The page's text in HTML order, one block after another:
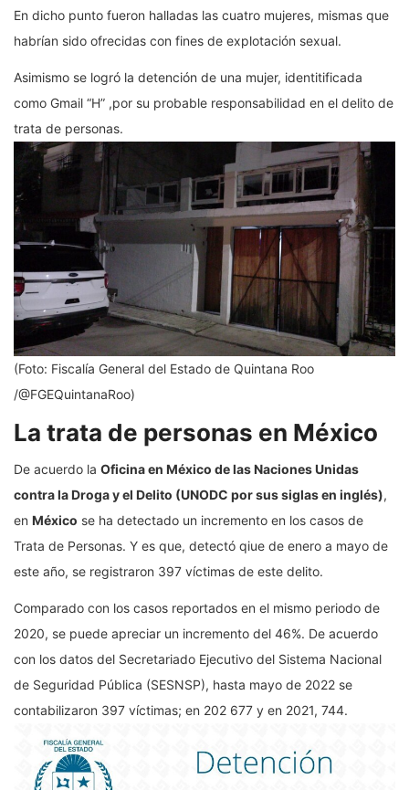
En dicho punto fueron halladas las cuatro mujeres, mismas que
habrían sido ofrecidas con fines de explotación sexual.
Asimismo se logró la detención de una mujer, identitificada
como Gmail “H” ,por su probable responsabilidad en el delito de
trata de personas.
(Foto: Fiscalía General del Estado de Quintana Roo
/@FGEQuintanaRoo)
La trata de personas en México
De acuerdo la Oficina en México de las Naciones Unidas
contra la Droga y el Delito (UNODC por sus siglas en inglés),
en México se ha detectado un incremento en los casos de
Trata de Personas. Y es que, detectó qiue de enero a mayo de
este año, se registraron 397 víctimas de este delito.
Comparado con los casos reportados en el mismo periodo de
2020, se puede apreciar un incremento del 46%. De acuerdo
con los datos del Secretariado Ejecutivo del Sistema Nacional
de Seguridad Pública (SESNSP), hasta mayo de 2022 se
contabilizaron 397 víctimas; en 202 677 y en 2021, 744.